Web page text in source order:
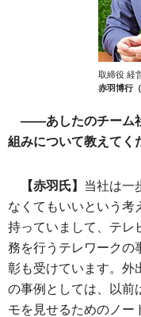
取締役 経
赤羽博行
――あしたのチーム
組みについて教えてく
【赤羽氏】 当社は一
なくてもいいという考
持っていまして、テレ
務を行うテレワークの
彰も受けています。外
の事例としては、以前
モを見せるためのノー